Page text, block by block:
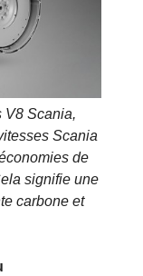
V8 Scania,
Scania
de
signifie une
carbone et